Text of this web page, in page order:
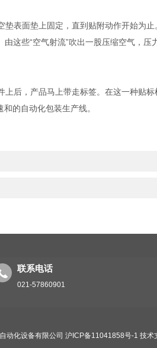
表面垫上固定，直到贴附动作开始为
这些“空气射流”吹出一股压缩空气，
后，产品马上带走标签。在这一种贴
的自动化包装生产线。
联系电话
021-57860901
动化设备有限公司 沪ICP备11041858号-1 技术